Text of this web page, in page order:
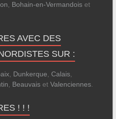
Bohain-en-Vermandoiset
AVEC DES
SUR :
, Dunkerque Calais,
Beauvaiset Valenciennes.
! ! !